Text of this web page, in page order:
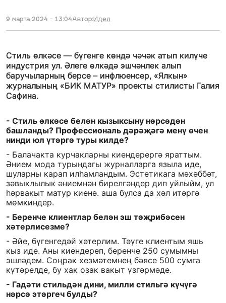
9 марта 2024 - 13:04Автор:Идел
Стиль өлкәсе — бүгенге көндә чәчәк атып килүче
индустрия ул. Әлеге өлкәдә эшчәнлек алып
баручыларның берсе – инфлюенсер, «Ялкын»
журналының «БИК МАТУР» проекты стилисты Галия
Сафина.
- Стиль өлкәсе белән кызыксыну нәрсәдән
башланды? Профессиональ дәрәҗәгә менү өчен
нинди юл үтәргә туры килде?
- Балачакта курчакларны киендерергә яраттым.
Әнием мода турындагы журналларга языла иде,
шуларны карап илһамландым. Эстетикага мәхәббәт,
зәвыклылык әниемнән бирелгәндер дип уйлыйм, ул
һәрвакыт матур киенә. аша булса да хәл итәргә
мөмкиндер.
- Беренче клиентлар белән эш тәҗрибәсен
хәтерлисезме?
- Әйе, бүгенгедәй хәтерлим. Тәүге клиентым яшь
кыз иде. Аны киендереп, беренче 250 сумымны
эшләдем. Соңрак хезмәтемнең бәясе 500 сумга
күтәрелде, бу хак озак вакыт үзгәрмәде.
- Гадәти стильдән дини, милли стильгә күчүгә
нәрсә этәргеч булды?